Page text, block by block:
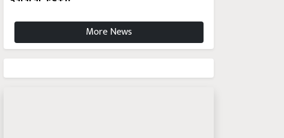
More News